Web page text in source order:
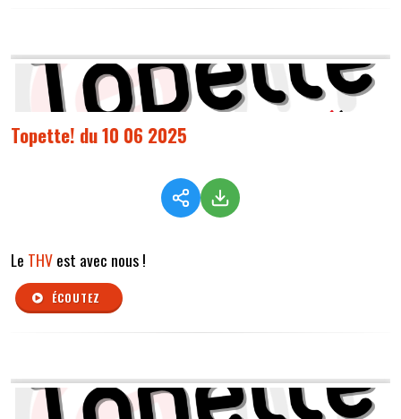
Topette! du 10 06 2025
Le THVest avec nous !
ÉCOUTEZ